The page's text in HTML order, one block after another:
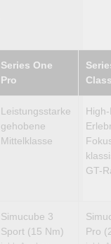
Series One
Pro
Leistungsstarke
gehobene
Mittelklasse
GT-
Simucube 3
Sport (15 Nm)
Pro